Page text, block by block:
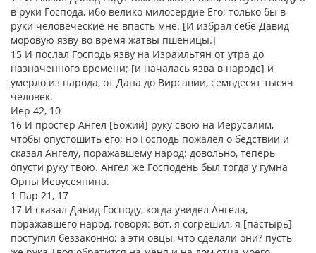
в руки Господа, ибо велико милосердие Его; только бы в
руки человеческие не впасть мне. [И избрал себе Давид
моровую язву во время жатвы пшеницы.]
15 И послал Господь язву на Израильтян от утра до
назначенного времени; [и началась язва в народе] и
умерло из народа, от Дана до Вирсавии, семьдесят тысяч
человек.
Иер 42, 10
16 И простер Ангел [Божий] руку свою на Иерусалим,
чтобы опустошить его; но Господь пожалел о бедствии и
сказал Ангелу, поражавшему народ: довольно, теперь
опусти руку твою. Ангел же Господень был тогда у гумна
Орны Иевусеянина.
1 Пар 21, 17
17 И сказал Давид Господу, когда увидел Ангела,
поражавшего народ, говоря: вот, я согрешил, я [пастырь]
поступил беззаконно; а эти овцы, что сделали они? пусть